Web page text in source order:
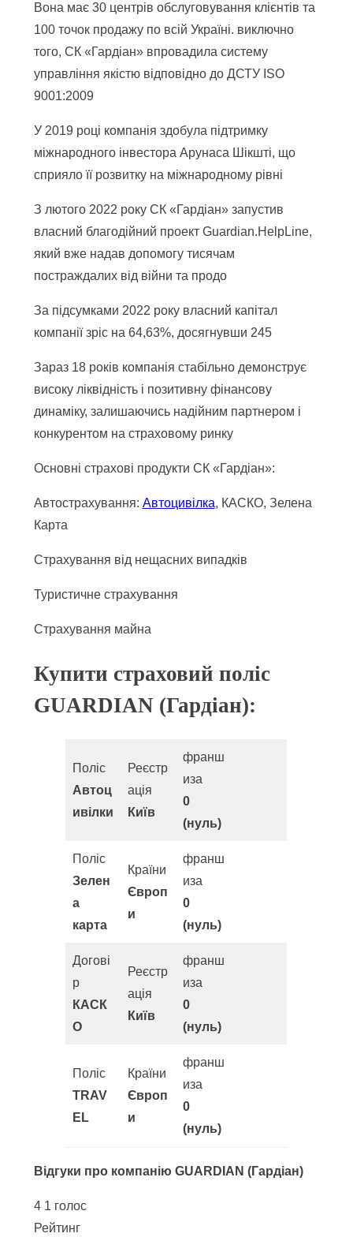
Вона має 30 центрів обслуговування клієнтів та
100 точок продажу по всій Україні. виключно
того, СК «Гардіан» впровадила систему
управління якістю відповідно до ДСТУ ISO
9001:2009
У 2019 році компанія здобула підтримку
міжнародного інвестора Арунаса Шікшті, що
сприяло її розвитку на міжнародному рівні
З лютого 2022 року СК «Гардіан» запустив
власний благодійний проект Guardian.HelpLine,
який вже надав допомогу тисячам
постраждалих від війни та продо
За підсумками 2022 року власний капітал
компанії зріс на 64,63%, досягнувши 245
Зараз 18 років компанія стабільно демонструє
високу ліквідність і позитивну фінансову
динаміку, залишаючись надійним партнером і
конкурентом на страховому ринку
Основні страхові продукти СК «Гардіан»:
Автострахування: Автоцивілка, КАСКО, Зелена
Карта
Страхування від нещасних випадків
Туристичне страхування
Страхування майна
Купити страховий поліс
GUARDIAN (Гардіан):
Поліс
Автоц
ивілки
Реєстр
ація
Київ
франш
иза
0
(нуль)
Поліс
Зелен
а
карта
Країни
Європ
и
франш
иза
0
(нуль)
Догові
р
КАСК
О
Реєстр
ація
Київ
франш
иза
0
(нуль)
Поліс
TRAV
EL
Країни
Європ
и
франш
иза
0
(нуль)
Відгуки про компанію GUARDIAN (Гардіан)
4 1 голос
Рейтинг